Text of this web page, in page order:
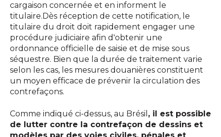
cargaison concernée et en informent le
titulaire.Dès réception de cette notification, le
titulaire du droit doit rapidement engager une
procédure judiciaire afin d'obtenir une
ordonnance officielle de saisie et de mise sous
séquestre. Bien que la durée de traitement varie
selon les cas, les mesures douanières constituent
un moyen efficace de prévenir la circulation des
contrefaçons.
Comme indiqué ci-dessus, au Brésil , il est possible
de lutter contre la contrefaçon de dessins et
modèles par des voies civiles, pénales et